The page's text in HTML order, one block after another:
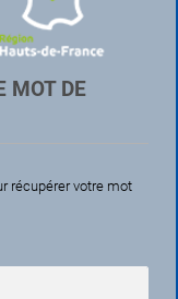
MOT DE
récupérer votre mot